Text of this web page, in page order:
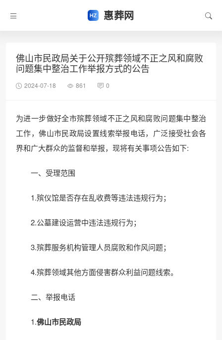
惠葬网
佛山市民政局关于公开殡葬领域不正之风和腐败
问题集中整治工作举报方式的公告
2024-07-18 861 0
为进一步做好全市殡葬领域不正之风和腐败问题集中整治
工作，佛山市民政局设置线索举报电话，广泛接受社会各
界和广大群众的监督和举报，现将有关事项公告如下:
一、受理范围
1.殡仪馆是否存在乱收费等违法违规行为；
2.公墓建设运营中违法违规行为；
3.殡葬服务机构管理人员腐败和作风问题；
4.殡葬领域其他方面侵害群众利益问题线索。
二、举报电话
1.佛山市民政局